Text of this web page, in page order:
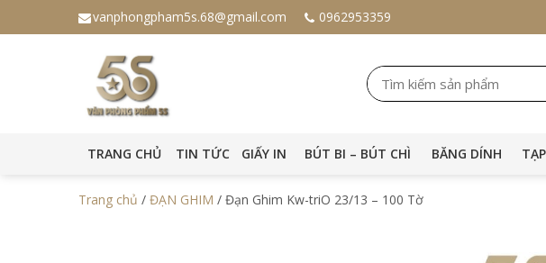
vanphongpham5s.68@gmail.com 0962953359
TRANG CHỦ TIN TỨC GIẤY IN BÚT BI – BÚT CHÌ BĂNG DÍNH
Trang chủ / ĐẠN GHIM / Đạn Ghim Kw-triO 23/13 – 100 Tờ